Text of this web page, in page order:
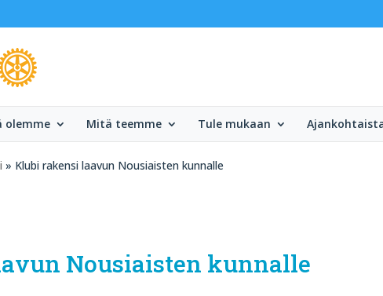
olemme Mitä teemme Tule mukaan
» Klubi rakensi laavun Nousiaisten kunnalle
Nousiaisten kunnalle